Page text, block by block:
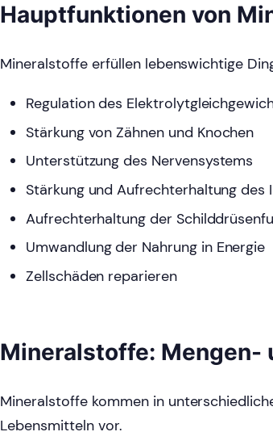
Hauptfunktionen von
Mineralstoffe erfüllen lebenswichtige
Regulation des
Stärkung von Zähnen und Knochen
Unterstützung des Nervensystems
Stärkung und Aufrechterhaltung des
Aufrechterhaltung der
Umwandlung der Nahrung in Energie
Zellschäden reparieren
Mineralstoffe: Mengen-
Mineralstoffe kommen in
Lebensmitteln vor.